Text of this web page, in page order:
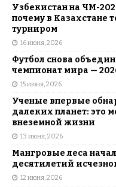
Узбекистан на ЧМ-
почему в Казахстане
турниром
16 июня, 2026
Футбол снова
чемпионат мира —
15 июня, 2026
Ученые впервые
далеких планет: это
внеземной жизни
13 июня, 2026
Мангровые леса
десятилетий
12 июня, 2026